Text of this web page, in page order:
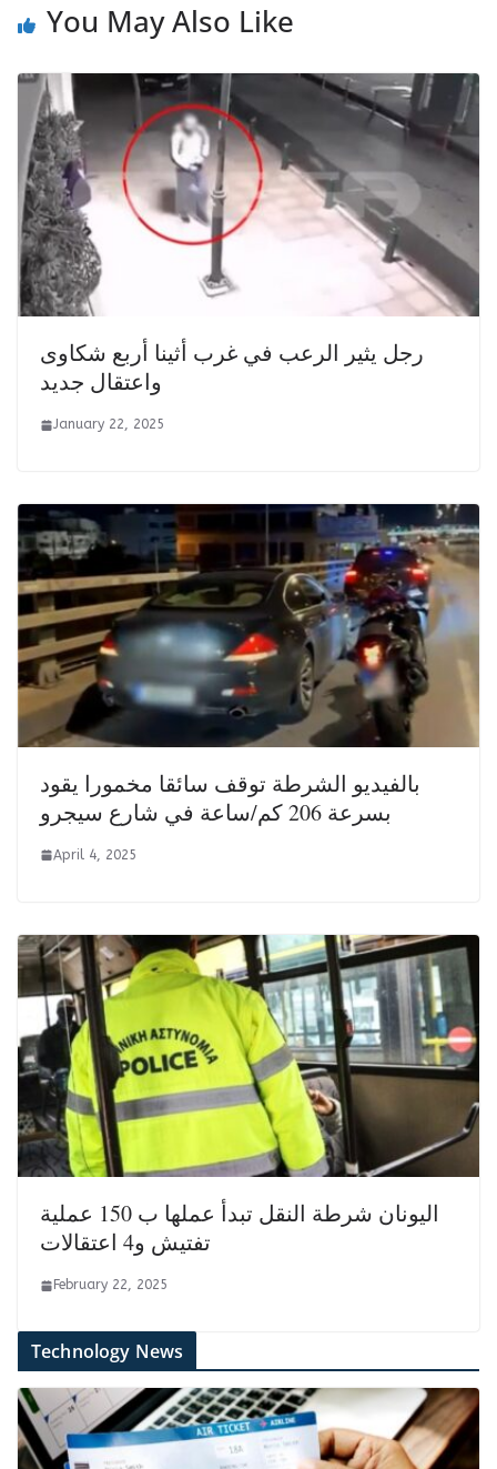
You May Also Like
رجل يثير الرعب في غرب أثينا أربع شكاوى
واعتقال جديد
January 22, 2025
بالفيديو الشرطة توقف سائقا مخمورا يقود
بسرعة 206 كم/ساعة في شارع سيجرو
April 4, 2025
اليونان شرطة النقل تبدأ عملها ب 150 عملية
تفتيش و4 اعتقالات
February 22, 2025
Technology News